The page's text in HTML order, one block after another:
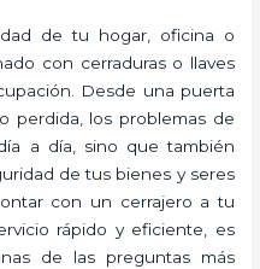
de tu hogar, oficina o
con cerraduras o llaves
Desde una puerta
perdida, los problemas de
a día, sino que también
de tus bienes y seres
con un cerrajero a tu
rápido y eficiente, es
de las preguntas más